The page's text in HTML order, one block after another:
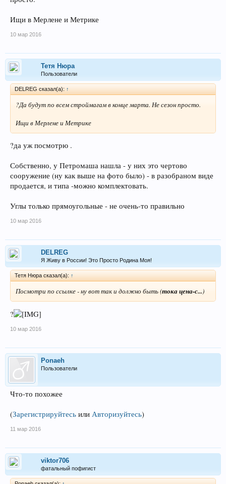
Ищи в Мерлене и Метрике
10 мар 2016
Тетя Нюра
Пользователи
DELREG сказал(а): ↑
?Да будут по всем строймагам в конце марта. Не сезон просто.
Ищи в Мерлене и Метрике
?да уж посмотрю .
Собственно, у Петромаша нашла - у них это чертово
сооружение (ну как выше на фото было) - в разобраном виде
продается, и типа -можно комплектовать.
Углы только прямоугольные - не очень-то правильно
10 мар 2016
DELREG
Я Живу в России! Это Просто Родина Моя!
Тетя Нюра сказал(а): ↑
Посмотри по ссылке - ну вот так и должно быть (тока цена-с...)
?
10 мар 2016
Ponaeh
Пользователи
Что-то похожее
(Зарегистрируйтесь или Авторизуйтесь)
11 мар 2016
viktor706
фатальный пофигист